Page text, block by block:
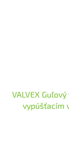
VALVEX
vypúšťacím